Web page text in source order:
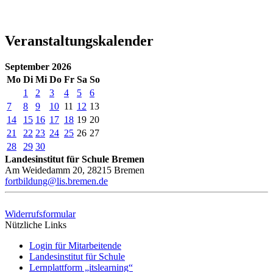
Veranstaltungskalender
September 2026
Mo Di Mi Do Fr Sa So
1
2 3 4 5
6
7
8 9 10 11 12 13
14
15 16 17 18 19 20
21
22 23 24 25 26 27
28
29 30
Landesinstitut für Schule Bremen
Am Weidedamm 20, 28215 Bremen
fortbildung@lis.bremen.de
Widerrufsformular
Nützliche Links
Login für Mitarbeitende
Landesinstitut für Schule
Lernplattform „itslearning“